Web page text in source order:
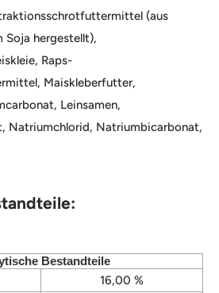
(aus
Soja hergestellt),
Raps-
Maiskleberfutter,
Leinsamen,
Natriumchlorid, Natriumbicarbonat,
Bestandteile
16,00 %